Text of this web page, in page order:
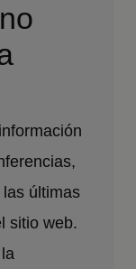
últimas
sitio web.